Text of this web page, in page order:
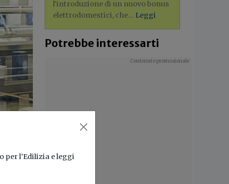
l'introduzione di un nuovo bonus
elettrodomestici, che... Leggi
Potrebbe interessarti
per l’Edilizia e leggi